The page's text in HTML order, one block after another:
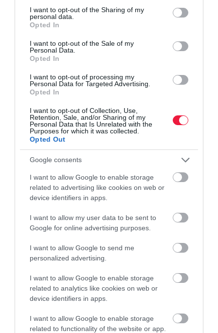
not limited to your visit or usage behaviour. You may click to
grant or deny consent to Google and its third-party tags to
use your data for below specified purposes in below Google
consent section.
I want to opt-out of the Sharing of my
personal data.
Opted In
I want to opt-out of the Sale of my
Personal Data.
Opted In
I want to opt-out of processing my
Personal Data for Targeted Advertising.
Opted In
I want to opt-out of Collection, Use,
Retention, Sale, and/or Sharing of my
Personal Data that Is Unrelated with the
Purposes for which it was collected.
Opted Out
Google consents
I want to allow Google to enable storage
related to advertising like cookies on web or
device identifiers in apps.
I want to allow my user data to be sent to
Google for online advertising purposes.
I want to allow Google to send me
personalized advertising.
I want to allow Google to enable storage
related to analytics like cookies on web or
device identifiers in apps.
I want to allow Google to enable storage
related to functionality of the website or app.
FOGYASZTÓVÉDELEM
Befektetők ezreit ültethették fel, lecsapott rájuk az
Az MNB piacfelügyeleti vizsgálatának lezárásáig azonnali
hatállyal megtiltotta a Falcon Kereskedőház Kft.-nek, a Falcon
engedélyhez vagy…